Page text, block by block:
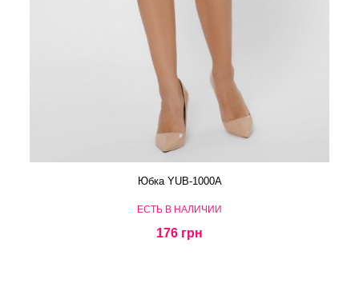
Юбка YUB-1000A
ЕСТЬ В НАЛИЧИИ
176 грн